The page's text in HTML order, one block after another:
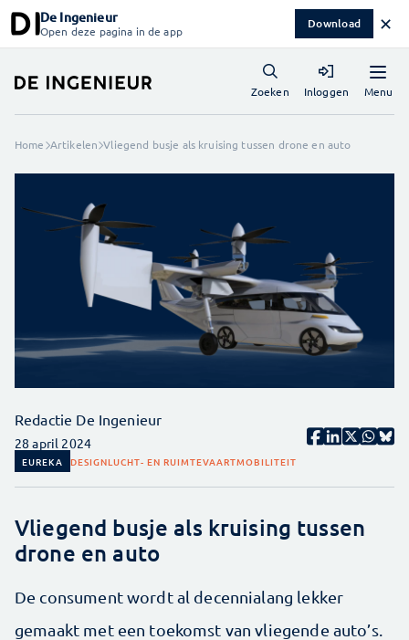
De Ingenieur
Open deze pagina in de app Download ✕
Menu
Zoeken Inloggen
Home Artikelen Vliegend busje als kruising tussen drone en auto
Redactie De Ingenieur
28 april 2024
EUREKA DESIGNLUCHT- EN RUIMTEVAARTMOBILITEIT
Vliegend busje als kruising tussen
drone en auto
De consument wordt al decennialang lekker
gemaakt met een toekomst van vliegende auto’s.